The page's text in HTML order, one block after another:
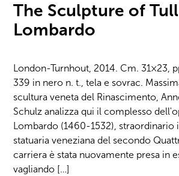
The Sculpture of
Lombardo
London-Turnhout, 2014. Cm. 31×23,
339 in nero n. t., tela e sovrac.
scultura veneta del Rinascimento,
Schulz analizza qui il complesso
Lombardo (1460-1532), straordinario
statuaria veneziana del secondo
carriera è stata nuovamente presa in
vagliando […]